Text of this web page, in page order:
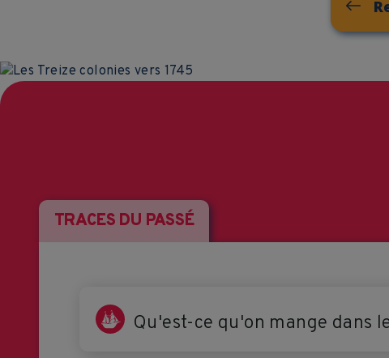
TRACES DU PASSÉ
Qu'est-ce qu'on mange dans